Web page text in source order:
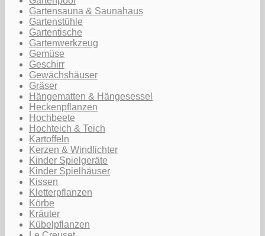
Gartensauna & Saunahaus
Gartenstühle
Gartentische
Gartenwerkzeug
Gemüse
Geschirr
Gewächshäuser
Gräser
Hängematten & Hängesessel
Heckenpflanzen
Hochbeete
Hochteich & Teich
Kartoffeln
Kerzen & Windlichter
Kinder Spielgeräte
Kinder Spielhäuser
Kissen
Kletterpflanzen
Körbe
Kräuter
Kübelpflanzen